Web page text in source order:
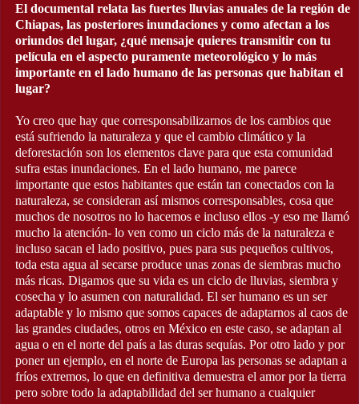
El documental relata las fuertes lluvias anuales de la región de
Chiapas, las posteriores inundaciones y como afectan a los
oriundos del lugar, ¿qué mensaje quieres transmitir con tu
película en el aspecto puramente meteorológico y lo más
importante en el lado humano de las personas que habitan el
lugar?
Yo creo que hay que corresponsabilizarnos de los cambios que
está sufriendo la naturaleza y que el cambio climático y la
deforestación son los elementos clave para que esta comunidad
sufra estas inundaciones. En el lado humano, me parece
importante que estos habitantes que están tan conectados con la
naturaleza, se consideran así mismos corresponsables, cosa que
muchos de nosotros no lo hacemos e incluso ellos -y eso me llamó
mucho la atención- lo ven como un ciclo más de la naturaleza e
incluso sacan el lado positivo, pues para sus pequeños cultivos,
toda esta agua al secarse produce unas zonas de siembras mucho
más ricas. Digamos que su vida es un ciclo de lluvias, siembra y
cosecha y lo asumen con naturalidad. El ser humano es un ser
adaptable y lo mismo que somos capaces de adaptarnos al caos de
las grandes ciudades, otros en México en este caso, se adaptan al
agua o en el norte del país a las duras sequías. Por otro lado y por
poner un ejemplo, en el norte de Europa las personas se adaptan a
fríos extremos, lo que en definitiva demuestra el amor por la tierra
pero sobre todo la adaptabilidad del ser humano a cualquier